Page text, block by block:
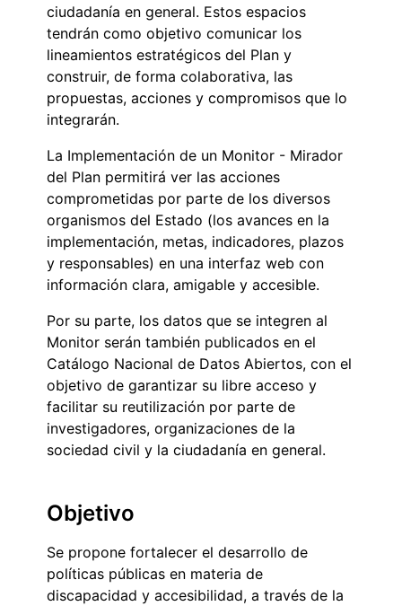
ciudadanía en general. Estos espacios
tendrán como objetivo comunicar los
lineamientos estratégicos del Plan y
construir, de forma colaborativa, las
propuestas, acciones y compromisos que lo
integrarán.
La Implementación de un Monitor - Mirador
del Plan permitirá ver las acciones
comprometidas por parte de los diversos
organismos del Estado (los avances en la
implementación, metas, indicadores, plazos
y responsables) en una interfaz web con
información clara, amigable y accesible.
Por su parte, los datos que se integren al
Monitor serán también publicados en el
Catálogo Nacional de Datos Abiertos, con el
objetivo de garantizar su libre acceso y
facilitar su reutilización por parte de
investigadores, organizaciones de la
sociedad civil y la ciudadanía en general.
Objetivo
Se propone fortalecer el desarrollo de
políticas públicas en materia de
discapacidad y accesibilidad, a través de la